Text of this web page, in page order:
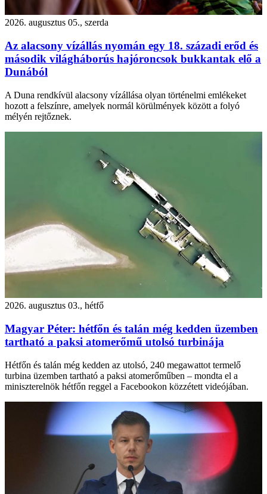
2026. augusztus 05., szerda
Az alacsony vízállás nyomán egy 18. századi erőd és
második világháborús hajóroncsok bukkantak elő a
Dunából
A Duna rendkívül alacsony vízállása olyan történelmi emlékeket
hozott a felszínre, amelyek normál körülmények között a folyó
mélyén rejtőznek.
2026. augusztus 03., hétfő
Magyar Péter: hétfőn és talán még kedden üzemben
tartható a paksi atomerőmű utolsó turbinája
Hétfőn és talán még kedden az utolsó, 240 megawattot termelő
turbina üzemben tartható a paksi atomerőműben – mondta el a
miniszterelnök hétfőn reggel a Facebookon közzétett videójában.